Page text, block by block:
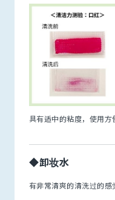
具有适中的粘度，使用方
◆卸妆水
有非常清爽的清洗过的感